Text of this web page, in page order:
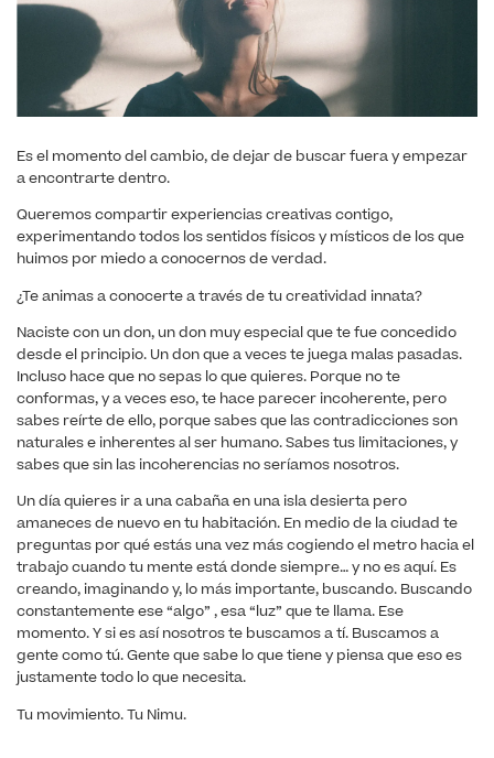
Es el momento del cambio, de dejar de buscar fuera y empezar
a encontrarte dentro.
Queremos compartir experiencias creativas contigo,
experimentando todos los sentidos físicos y místicos de los que
huimos por miedo a conocernos de verdad.
¿Te animas a conocerte a través de tu creatividad innata?
Naciste con un don, un don muy especial que te fue concedido
desde el principio. Un don que a veces te juega malas pasadas.
Incluso hace que no sepas lo que quieres. Porque no te
conformas, y a veces eso, te hace parecer incoherente, pero
sabes reírte de ello, porque sabes que las contradicciones son
naturales e inherentes al ser humano. Sabes tus limitaciones, y
sabes que sin las incoherencias no seríamos nosotros.
Un día quieres ir a una cabaña en una isla desierta pero
amaneces de nuevo en tu habitación. En medio de la ciudad te
preguntas por qué estás una vez más cogiendo el metro hacia el
trabajo cuando tu mente está donde siempre… y no es aquí. Es
creando, imaginando y, lo más importante, buscando. Buscando
constantemente ese “algo” , esa “luz” que te llama. Ese
momento. Y si es así nosotros te buscamos a tí. Buscamos a
gente como tú. Gente que sabe lo que tiene y piensa que eso es
justamente todo lo que necesita.
Tu movimiento. Tu Nimu.